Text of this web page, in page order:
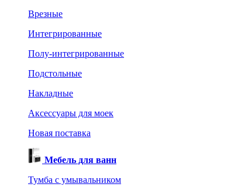
Врезные
Интегрированные
Полу-интегрированные
Подстольные
Накладные
Аксессуары для моек
Новая поставка
Мебель для ванн
Тумба с умывальником